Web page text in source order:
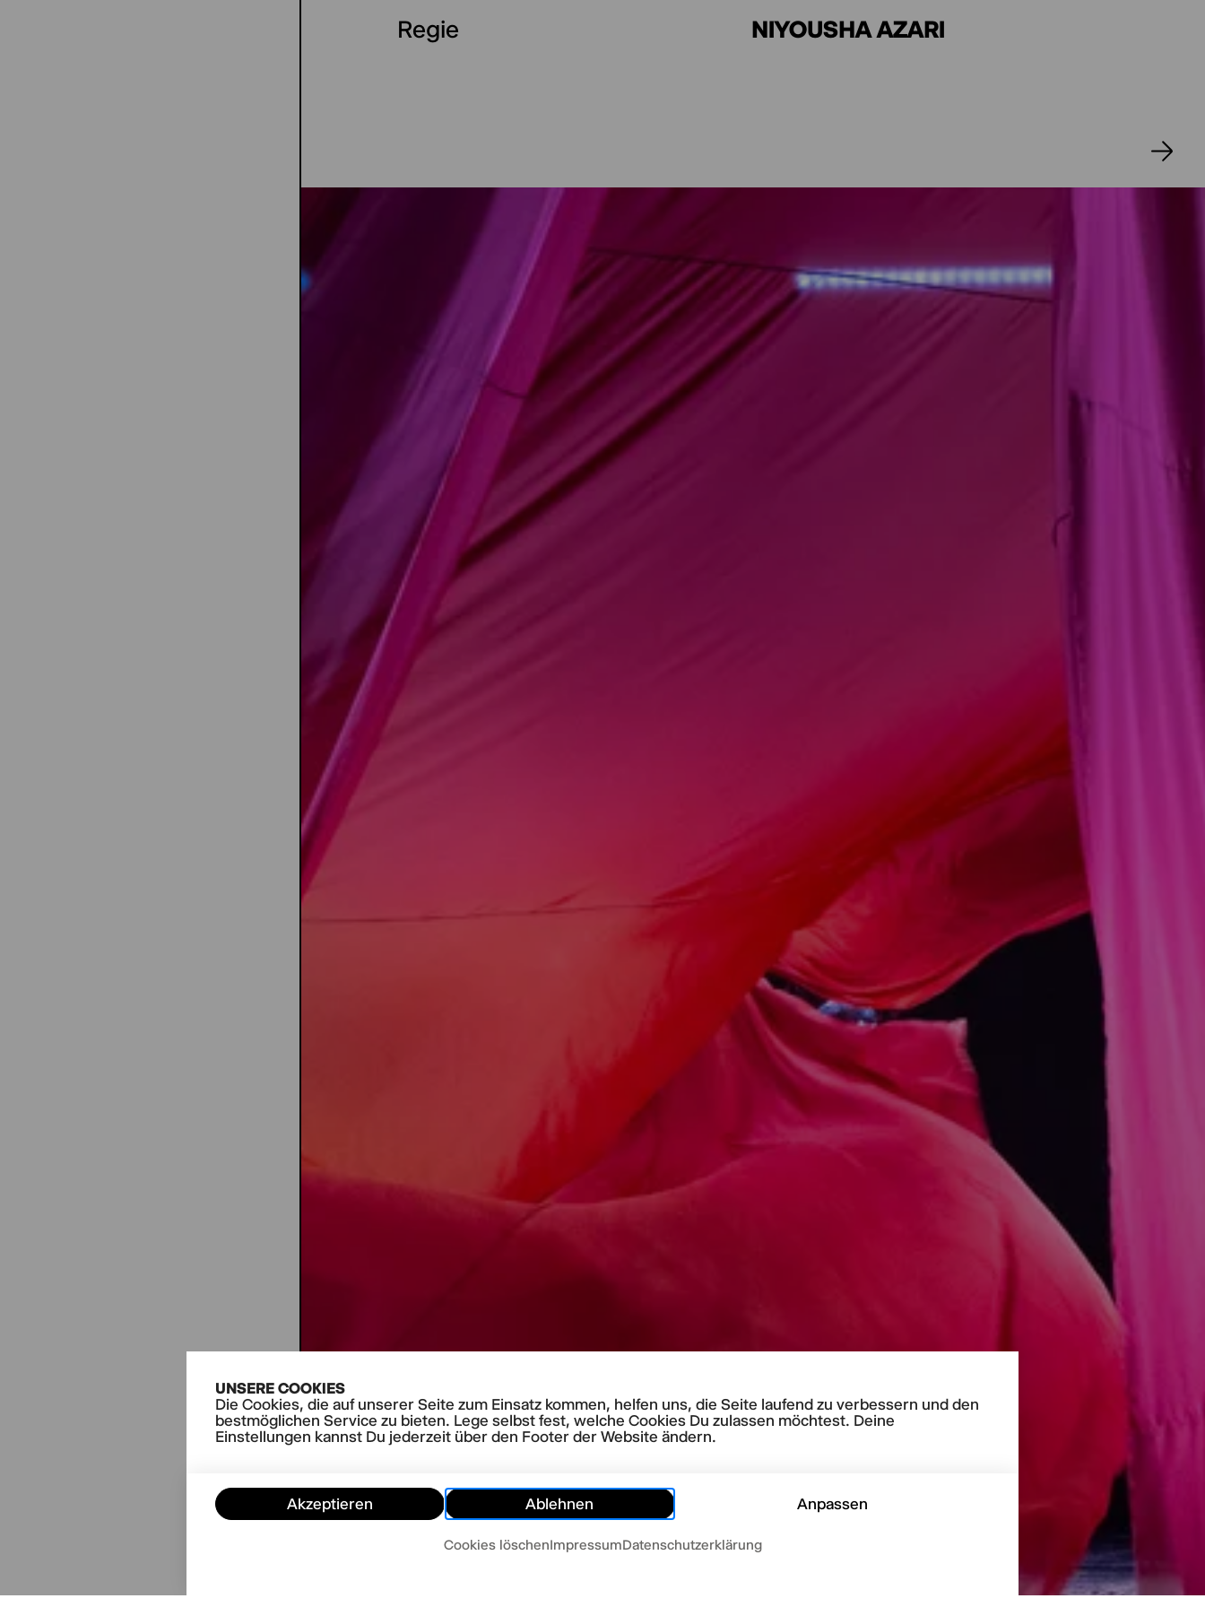
UNSERE COOKIES
Die Cookies, die auf unserer Seite zum Einsatz kommen, helfen uns, die Seite laufend zu verbessern und den
bestmöglichen Service zu bieten. Lege selbst fest, welche Cookies Du zulassen möchtest. Deine
Einstellungen kannst Du jederzeit über den Footer der Website ändern.
Akzeptieren Ablehnen Anpassen
Cookies löschenImpressumDatenschutzerklärung
Bühne
CANDID RÜTTER
ELISABETH DIMIGEN
Englische Übertitel
JOSEPH MATTHEO NOB
Mit
ANNIE OREOPOULOS, MARIA LEONIE BERTEN, SARAH GAIA
CALDERON STEPHAN, MINOU M. BAGHBANI, MAHTA AMINAEI,
NEGIN RAZZAGHI
Regie NIYOUSHA AZARI